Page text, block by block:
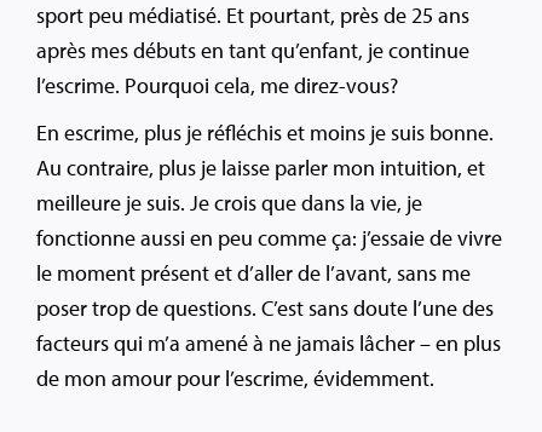
sport peu médiatisé. Et pourtant, près de 25 ans
après mes débuts en tant qu’enfant, je continue
l’escrime. Pourquoi cela, me direz-vous?
En escrime, plus je réfléchis et moins je suis bonne.
Au contraire, plus je laisse parler mon intuition, et
meilleure je suis. Je crois que dans la vie, je
fonctionne aussi en peu comme ça: j’essaie de vivre
le moment présent et d’aller de l’avant, sans me
poser trop de questions. C’est sans doute l’une des
facteurs qui m’a amené à ne jamais lâcher – en plus
de mon amour pour l’escrime, évidemment.